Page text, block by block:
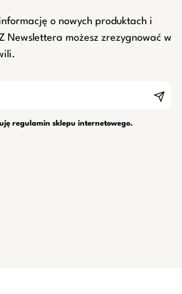
o nowych produktach i
Newslettera możesz zrezygnować w
regulamin sklepu internetowego.